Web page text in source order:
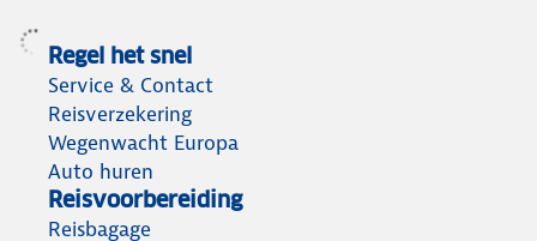
Regel het snel
Service & Contact
Reisverzekering
Wegenwacht Europa
Auto huren
Reisvoorbereiding
Reisbagage